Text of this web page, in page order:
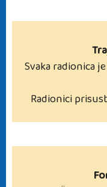
Svaka radionica
Radionici